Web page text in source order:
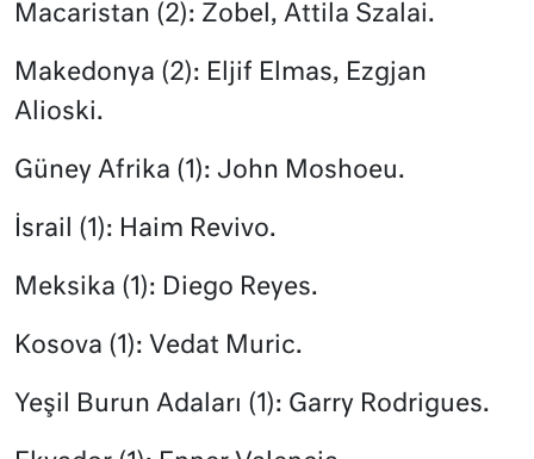
Macaristan (2): Zobel, Attila Szalai.
Makedonya (2): Eljif Elmas, Ezgjan
Alioski.
Güney Afrika (1): John Moshoeu.
İsrail (1): Haim Revivo.
Meksika (1): Diego Reyes.
Kosova (1): Vedat Muric.
Yeşil Burun Adaları (1): Garry Rodrigues.